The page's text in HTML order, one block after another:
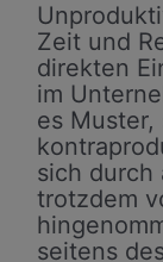
Zeit und
direkten
im
es
sich durch
trotzdem
seitens